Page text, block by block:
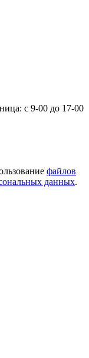
с 9-00 до 17-00
файлов
данных.